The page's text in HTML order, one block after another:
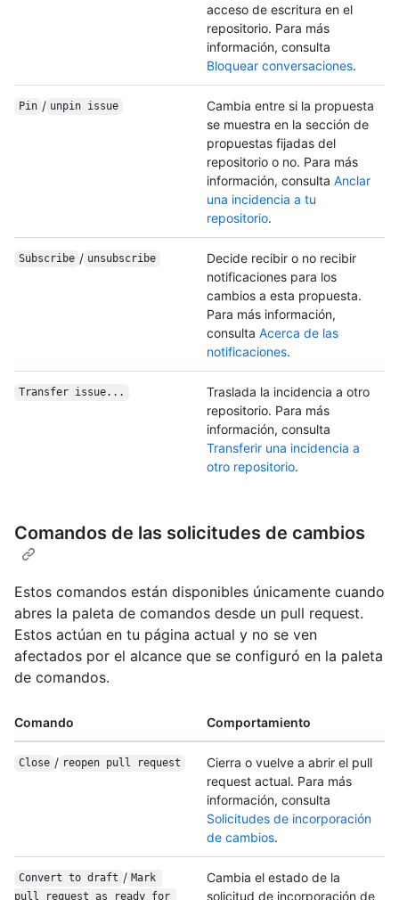
acceso de escritura en el
repositorio. Para más
información, consulta
Bloquear conversaciones.
Pin / unpin issue
Cambia entre si la propuesta
se muestra en la sección de
propuestas fijadas del
repositorio o no. Para más
información, consulta Anclar
una incidencia a tu
repositorio.
Subscribe / unsubscribe
Decide recibir o no recibir
notificaciones para los
cambios a esta propuesta.
Para más información,
consulta Acerca de las
notificaciones.
Transfer issue...
Traslada la incidencia a otro
repositorio. Para más
información, consulta
Transferir una incidencia a
otro repositorio.
Comandos de las solicitudes de cambios
Estos comandos están disponibles únicamente cuando
abres la paleta de comandos desde un pull request.
Estos actúan en tu página actual y no se ven
afectados por el alcance que se configuró en la paleta
de comandos.
Comando Comportamiento
Close / reopen pull request
Cierra o vuelve a abrir el pull
request actual. Para más
información, consulta
Solicitudes de incorporación
de cambios.
Convert to draft / Mark
pull request as ready for
Cambia el estado de la
solicitud de incorporación de